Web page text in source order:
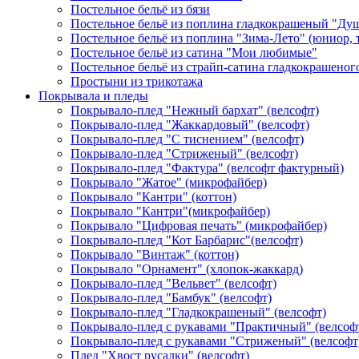
Постельное бельё из бязи
Постельное бельё из поплина гладкокрашеный
Постельное бельё из поплина "Зима-Лето" (юниор,
Постельное бельё из сатина "Мои любимые"
Постельное бельё из страйп-сатина
Простыни из трикотажа
Покрывала и пледы
Покрывало-плед "Нежный бархат" (велсофт)
Покрывало-плед "Жаккардовый" (велсофт)
Покрывало-плед "С тиснением" (велсофт)
Покрывало-плед "Стриженый" (велсофт)
Покрывало-плед "Фактура" (велсофт фактурный)
Покрывало "Жатое" (микрофайбер)
Покрывало "Кантри" (коттон)
Покрывало "Кантри"(микрофайбер)
Покрывало "Цифровая печать" (микрофайбер)
Покрывало-плед "Кот Барбарис"(велсофт)
Покрывало "Винтаж" (коттон)
Покрывало "Орнамент" (хлопок-жаккард)
Покрывало-плед "Вельвет" (велсофт)
Покрывало-плед "Бамбук" (велсофт)
Покрывало-плед "Гладкокрашеный" (велсофт)
Покрывало-плед с рукавами "Практичный"
Покрывало-плед с рукавами "Стриженый"
Плед "Хвост русалки" (велсофт)